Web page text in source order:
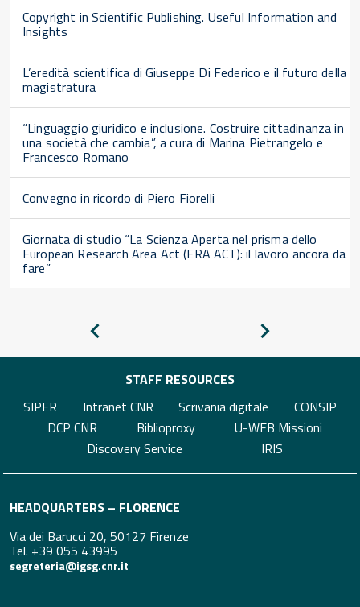
Copyright in Scientific Publishing. Useful Information and
Insights
L’eredità scientifica di Giuseppe Di Federico e il futuro della
magistratura
“Linguaggio giuridico e inclusione. Costruire cittadinanza in
una società che cambia”, a cura di Marina Pietrangelo e
Francesco Romano
Convegno in ricordo di Piero Fiorelli
Giornata di studio “La Scienza Aperta nel prisma dello
European Research Area Act (ERA ACT): il lavoro ancora da
fare”
STAFF RESOURCES
SIPER
Intranet CNR Scrivania digitale
CONSIP
DCP CNR
Biblioproxy
U-WEB Missioni
Discovery Service
IRIS
HEADQUARTERS – FLORENCE
Via dei Barucci 20, 50127 Firenze
Tel. +39 055 43995
segreteria@igsg.cnr.it